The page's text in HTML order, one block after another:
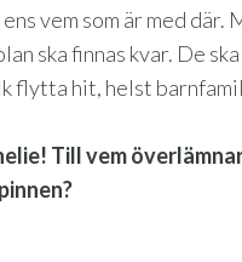
vem som är med där.
ska finnas kvar. De
flytta hit, helst
Till vem